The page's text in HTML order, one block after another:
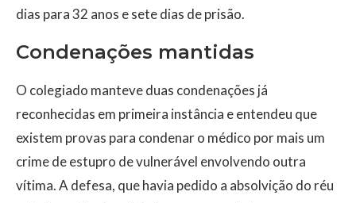
dias para 32 anos e sete dias de prisão.
Condenações mantidas
O colegiado manteve duas condenações já
reconhecidas em primeira instância e entendeu que
existem provas para condenar o médico por mais um
crime de estupro de vulnerável envolvendo outra
vítima. A defesa, que havia pedido a absolvição do réu